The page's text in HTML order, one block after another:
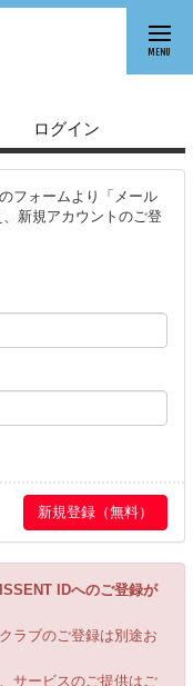
MENU
ログイン
フォームより「メール
新規アカウントのご登
IDへのご登録が
ラブのご登録は別途お
サービスのご提供はご